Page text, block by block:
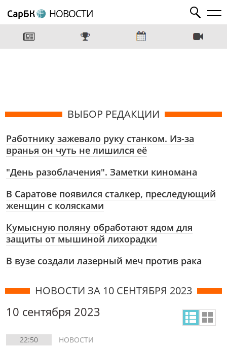
НОВОСТИ
ВЫБОР РЕДАКЦИИ
Работнику зажевало руку станком. Из-за
вранья он чуть не лишился её
"День разоблачения". Заметки киномана
В Саратове появился сталкер, преследующий
женщин с колясками
Кумысную поляну обработают ядом для
защиты от мышиной лихорадки
В вузе создали лазерный меч против рака
НОВОСТИ ЗА 10 СЕНТЯБРЯ 2023
10 сентября 2023
22:50 НОВОСТИ